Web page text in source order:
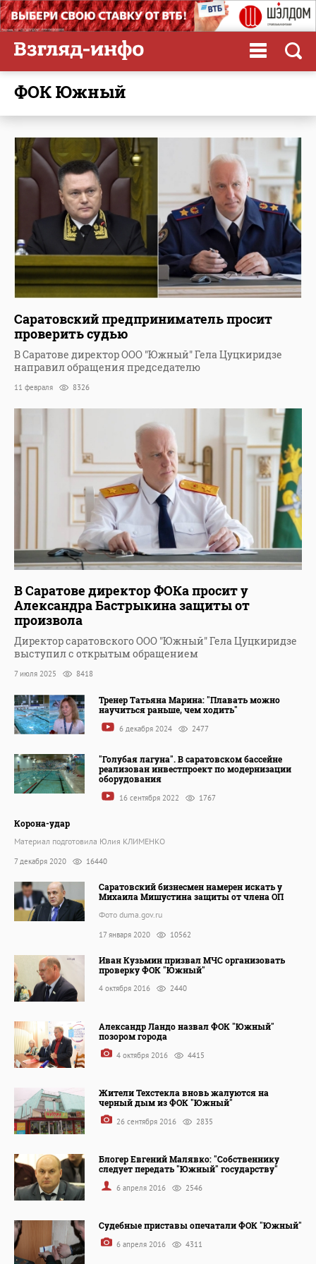
ФОК Южный
Саратовский предприниматель просит
проверить судью
В Саратове директор ООО "Южный" Гела Цуцкиридзе
направил обращения председателю
11 февраля 8326
В Саратове директор ФОКа просит у
Александра Бастрыкина защиты от
произвола
Директор саратовского ООО "Южный" Гела Цуцкиридзе
выступил с открытым обращением
7 июля 2025 8418
Тренер Татьяна Марина: "Плавать можно
научиться раньше, чем ходить"
6 декабря 2024 2477
"Голубая лагуна". В саратовском бассейне
реализован инвестпроект по модернизации
оборудования
16 сентября 2022 1767
Корона-удар
Материал подготовила Юлия КЛИМЕНКО
7 декабря 2020 16440
Саратовский бизнесмен намерен искать у
Михаила Мишустина защиты от члена ОП
Фото duma.gov.ru
17 января 2020 10562
Иван Кузьмин призвал МЧС организовать
проверку ФОК "Южный"
4 октября 2016 2440
Александр Ландо назвал ФОК "Южный"
позором города
4 октября 2016 4415
Жители Техстекла вновь жалуются на
черный дым из ФОК "Южный"
26 сентября 2016 2835
Блогер Евгений Малявко: "Собственнику
следует передать "Южный" государству"
6 апреля 2016 2546
Судебные приставы опечатали ФОК "Южный"
6 апреля 2016 4311